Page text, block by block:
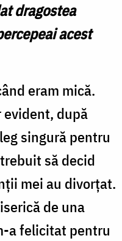
dragostea
acest
eram mică.
evident, după
singură pentru
să decid
mei au divorțat.
de una
a felicitat pentru